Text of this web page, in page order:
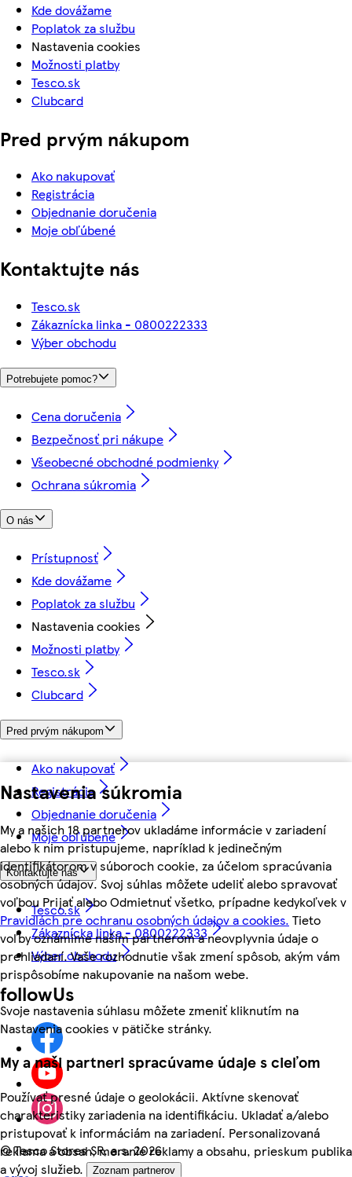
Nastavenia súkromia
My a našich 18 partnerov ukladáme informácie v zariadení
alebo k nim pristupujeme, napríklad k jedinečným
identifikátorom v súboroch cookie, za účelom spracúvania
osobných údajov. Svoj súhlas môžete udeliť alebo spravovať
voľbou Prijať alebo Odmietnuť všetko, prípadne kedykoľvek v
Pravidlách pre ochranu osobných údajov a cookies. Tieto
voľby oznámime našim partnerom a neovplyvnia údaje o
prehliadaní. Vaše rozhodnutie však zmení spôsob, akým vám
prispôsobíme nakupovanie na našom webe.
Svoje nastavenia súhlasu môžete zmeniť kliknutím na
Nastavenia cookies v pätičke stránky.
My a naši partneri spracúvame údaje s cieľom
Používať presné údaje o geolokácii. Aktívne skenovať
charakteristiky zariadenia na identifikáciu. Ukladať a/alebo
pristupovať k informáciám na zariadení. Personalizovaná
reklama a obsah, meranie reklamy a obsahu, prieskum publika
a vývoj služieb.
Zoznam partnerov
Kde dovážame
Poplatok za službu
Nastavenia cookies
Možnosti platby
Tesco.sk
Clubcard
Pred prvým nákupom
Ako nakupovať
Registrácia
Objednanie doručenia
Moje obľúbené
Kontaktujte nás
Tesco.sk
Zákaznícka linka - 0800222333
Výber obchodu
Potrebujete pomoc?
Cena doručenia
Bezpečnosť pri nákupe
Všeobecné obchodné podmienky
Ochrana súkromia
O nás
Prístupnosť
Kde dovážame
Poplatok za službu
Nastavenia cookies
Možnosti platby
Tesco.sk
Clubcard
Pred prvým nákupom
Ako nakupovať
Registrácia
Objednanie doručenia
Moje obľúbené
Kontaktujte nás
Tesco.sk
Zákaznícka linka - 0800222333
Výber obchodu
followUs
©Tesco Stores SR, a.s. 2026